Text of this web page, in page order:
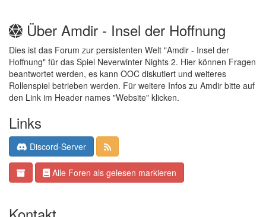
Über Amdir - Insel der Hoffnung
Dies ist das Forum zur persistenten Welt "Amdir - Insel der
Hoffnung" für das Spiel Neverwinter Nights 2. Hier können Fragen
beantwortet werden, es kann OOC diskutiert und weiteres
Rollenspiel betrieben werden. Für weitere Infos zu Amdir bitte auf
den Link im Header names "Website" klicken.
Links
Discord-Server
Alle Foren als gelesen markieren